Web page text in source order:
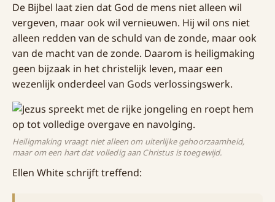
De Bijbel laat zien dat God de mens niet alleen wil
vergeven, maar ook wil vernieuwen. Hij wil ons niet
alleen redden van de schuld van de zonde, maar ook
van de macht van de zonde. Daarom is heiligmaking
geen bijzaak in het christelijk leven, maar een
wezenlijk onderdeel van Gods verlossingswerk.
Heiligmaking vraagt niet alleen om uiterlijke gehoorzaamheid,
maar om een hart dat volledig aan Christus is toegewijd.
Ellen White schrijft treffend: